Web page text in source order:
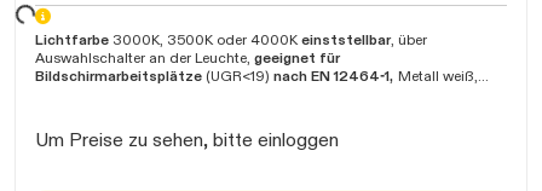
Lichtfarbe 3000K, 3500K oder 4000K einststellbar, über
Auswahlschalter an der Leuchte, geeignet für
Bildschirmarbeitsplätze (UGR<19) nach EN 12464-1, Metall weiß,
67527000,
Hohlraummontage
mit Einbaurahmen 67551500 oder
abgehängte Montagemit SeilabhängungArt.Nr
Um Preise zu sehen, bitte einloggen